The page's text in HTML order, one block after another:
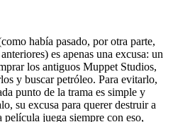
había pasado, por otra parte,
es apenas una excusa: un
los antiguos Muppet Studios,
y buscar petróleo. Para evitarlo,
punto de la trama es simple y
su excusa para querer destruir a
juega siempre con eso,